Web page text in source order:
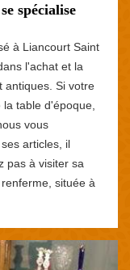
spécialise
à Liancourt Saint
l'achat et la
antiques. Si votre
table d'époque,
vous
articles, il
pas à visiter sa
située à